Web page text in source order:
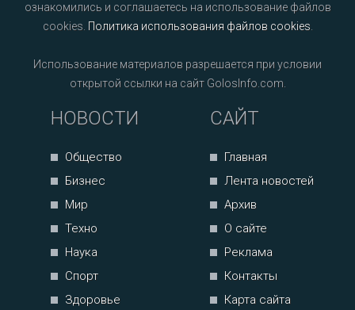
ознакомились и соглашаетесь на использование файлов
cookies. Политика использования файлов cookies
Использование материалов разрешается при условии
открытой ссылки на сайт GolosInfo.com.
НОВОСТИ
Общество
Бизнес
Мир
Техно
Наука
Спорт
Здоровье
САЙТ
Главная
Лента новостей
Архив
О сайте
Реклама
Контакты
Карта сайта